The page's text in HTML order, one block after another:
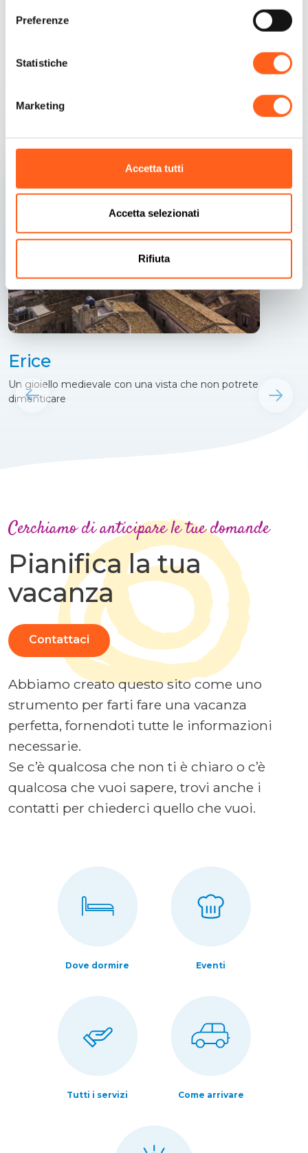
Preferenze
Statistiche
Marketing
Accetta tutti
Accetta selezionati
Rifiuta
Contenuti correlati
Erice
Un gioiello medievale con una vista che non potrete
dimenticare
Cerchiamo di anticipare le tue domande
Pianifica la tua
vacanza
Contattaci
Abbiamo creato questo sito come uno
strumento per farti fare una vacanza
perfetta, fornendoti tutte le informazioni
necessarie.
Se c’è qualcosa che non ti è chiaro o c’è
qualcosa che vuoi sapere, trovi anche i
contatti per chiederci quello che vuoi.
Dove dormire Eventi
Tutti i servizi Come arrivare